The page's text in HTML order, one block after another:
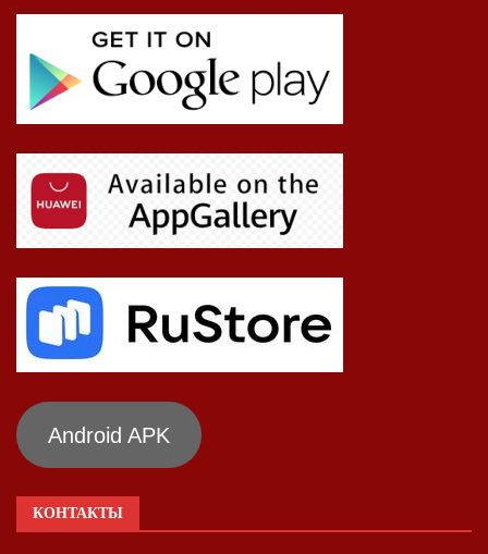
Android APK
КОНТАКТЫ